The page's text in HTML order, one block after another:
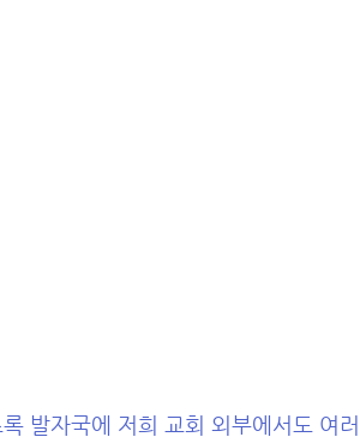
발자국에 저희 교회 외부에서도 여